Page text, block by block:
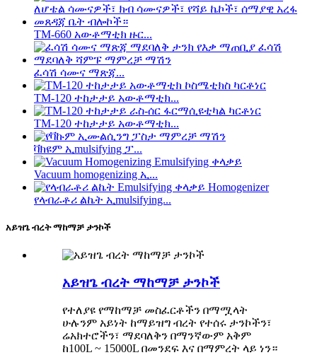
TM-660 አውቶማቲክ ዙር...
ፈሳሽ ሳሙና ማጽጃ...
TM-120 ተከታታይ አውቶማቲክ...
TM-120 ተከታታይ አውቶማቲክ...
ቫክዩም ኢmulsifying ፓ...
Vacuum homogenizing ኢ...
የላብራቶሪ ልኬት ኢmulsifying...
አይዝጌ ብረት ማከማቻ ታንኮች
አይዝጌ ብረት ማከማቻ ታንኮች
የተለያዩ የማከማቻ መስፈርቶችን በማሟላት
ሁሉንም አይነት ከማይዝግ ብረት የተሰሩ ታንኮችን፣
ሬአክተሮችን፣ ማደባለቅን በማንኛውም አቅም
ከ100L ~ 15000L በመንደፍ እና በማምረት ላይ ነን።